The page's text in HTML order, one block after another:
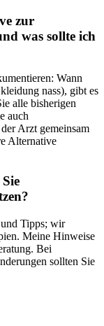
zur
was sollte ich
Wann​
nass), gibt ⁢es
alle ‌bisherigen
auch
Arzt gemeinsam
Alternative⁣
Tipps; wir
Meine Hinweise
Bei
sollten⁣ Sie